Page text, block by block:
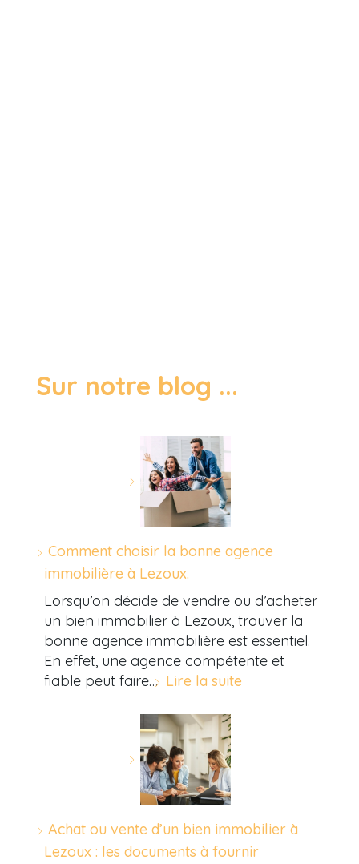
Sur notre blog ...
Comment choisir la bonne agence
immobilière à Lezoux.
Lorsqu’on décide de vendre ou d’acheter
un bien immobilier à Lezoux, trouver la
bonne agence immobilière est essentiel.
En effet, une agence compétente et
fiable peut faire… Lire la suite
Achat ou vente d’un bien immobilier à
Lezoux : les documents à fournir